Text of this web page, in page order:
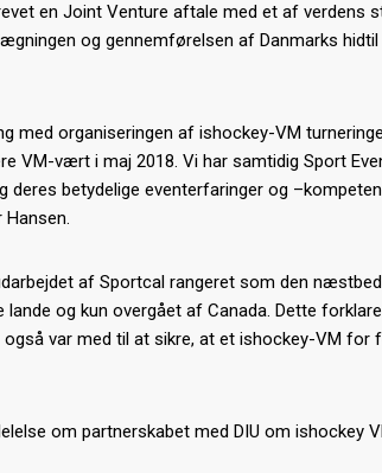
en Joint Venture aftale med et af verdens
og gennemførelsen af Danmarks
med organiseringen af ishockey-VM
VM-vært i maj 2018. Vi har samtidig Sport
deres betydelige eventerfaringer og
af Sportcal rangeret som den
og kun overgået af Canada. Dette
var med til at sikre, at et ishockey-VM for
om partnerskabet med DIU om ishockey